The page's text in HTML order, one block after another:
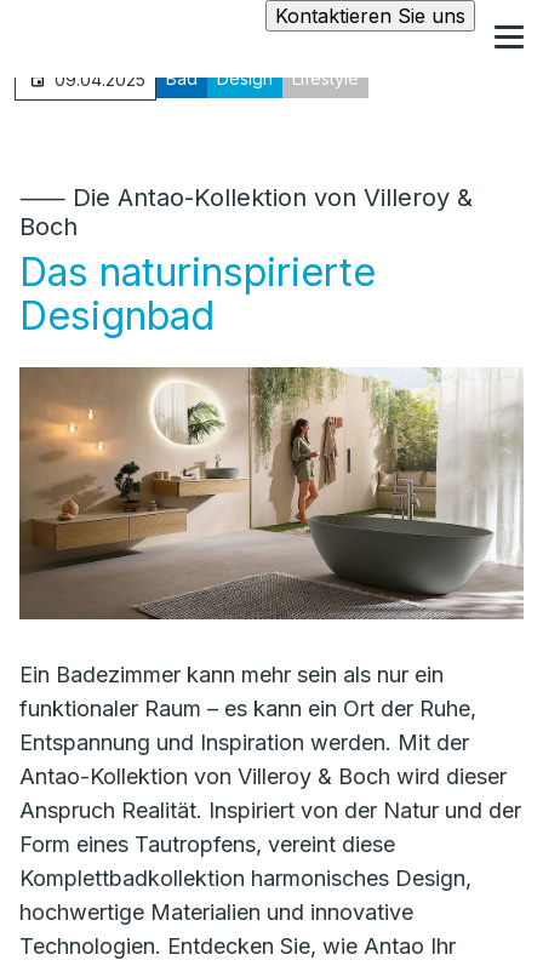
Kontaktieren Sie uns
09.04.2025 Bad Design Lifestyle
⸺ Die Antao-Kollektion von Villeroy &
Boch
Das naturinspirierte
Designbad
Ein Badezimmer kann mehr sein als nur ein
funktionaler Raum – es kann ein Ort der Ruhe,
Entspannung und Inspiration werden. Mit der
Antao-Kollektion von Villeroy & Boch wird dieser
Anspruch Realität. Inspiriert von der Natur und der
Form eines Tautropfens, vereint diese
Komplettbadkollektion harmonisches Design,
hochwertige Materialien und innovative
Technologien. Entdecken Sie, wie Antao Ihr